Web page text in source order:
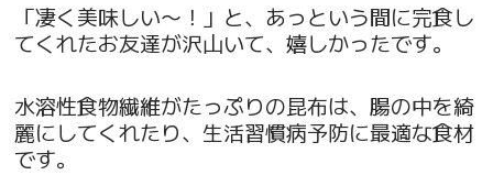
「凄く美味しい〜！」と、あっという間に完食し
てくれたお友達が沢山いて、嬉しかったです。
水溶性食物繊維がたっぷりの昆布は、腸の中を綺
麗にしてくれたり、生活習慣病予防に最適な食材
です。